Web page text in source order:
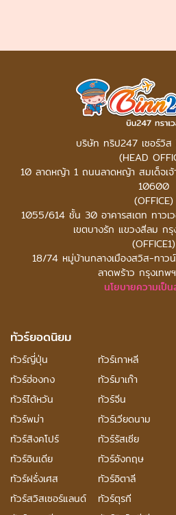
บริษัท ทริป247 เซอร์วิส
(HEAD
10 ลาดหญ้า 1 ถนนลาดหญ้า สมเด็จเจ้
10600
(OFFICE)
1055/614 ชั้น 30 อาคารสเตท ทาวเ
เขตบางรัก แขวงสีลม ก
(OFFICE1)
18/74 หมู่บ้านกลางเมืองสวิส-ทาว
ลาดพร้าว กรุงเท
นโยบายความเป็
ทัวร์ยอดนิยม
ทัวร์ญี่ปุ่น
ทัวร์เกาหลี
ทัวร์ฮ่องกง
ทัวร์มาเก๊า
ทัวร์ไต้หวัน
ทัวร์จีน
ทัวร์พม่า
ทัวร์เวียดนาม
ทัวร์สิงคโปร์
ทัวร์รัสเซีย
ทัวร์อินเดีย
ทัวร์อังกฤษ
ทัวร์ฝรั่งเศส
ทัวร์อิตาลี
ทัวร์สวิสเซอร์แลนด์
ทัวร์ตุรกี